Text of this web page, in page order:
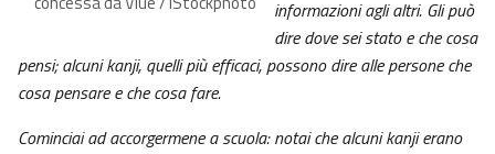
informazioni agli altri. Gli può
dire dove sei stato e che cosa
pensi; alcuni kanji, quelli più efficaci, possono dire alle persone che
cosa pensare e che cosa fare.
Cominciai ad accorgermene a scuola: notai che alcuni kanji erano